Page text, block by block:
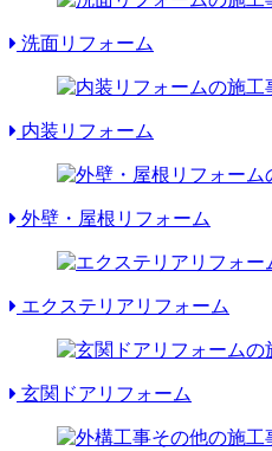
洗面リフォーム
内装リフォーム
外壁・屋根リフォーム
エクステリアリフォーム
玄関ドアリフォーム